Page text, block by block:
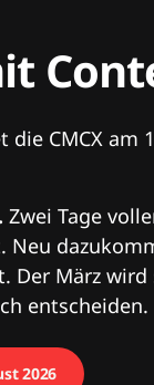
CMCX am
Zwei Tage
Neu
Der März
entscheiden.
2026